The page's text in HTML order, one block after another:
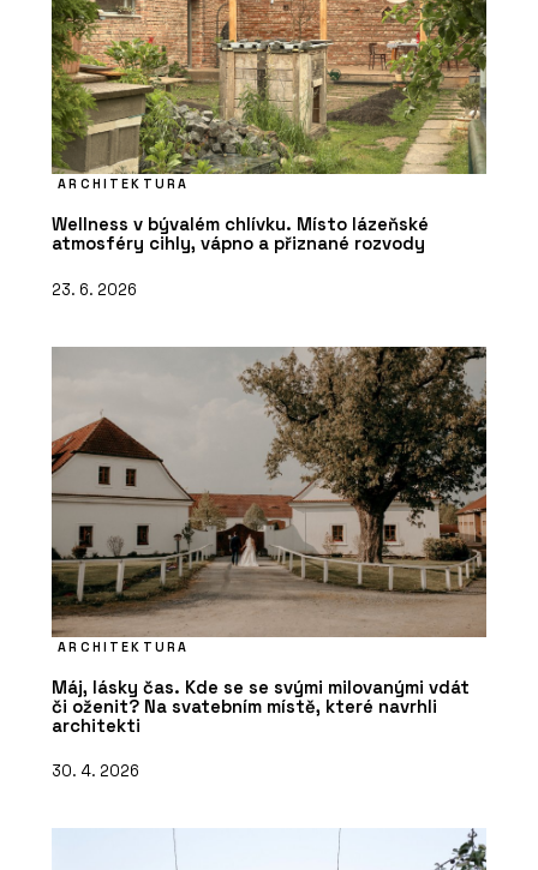
ARCHITEKTURA
Wellness v bývalém chlívku. Místo lázeňské
atmosféry cihly, vápno a přiznané rozvody
23. 6. 2026
ARCHITEKTURA
Máj, lásky čas. Kde se se svými milovanými vdát
či oženit? Na svatebním místě, které navrhli
architekti
30. 4. 2026